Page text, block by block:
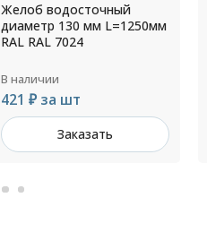
Желоб водосточный
диаметр 130 мм L=1250мм
RAL RAL 7024
В наличии
421 ₽ за шт
Заказать